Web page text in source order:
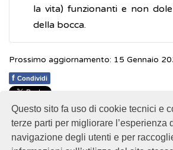
Questo sito fa uso di cookie tecnici e
terze parti per migliorare l’esperienza
navigazione degli utenti e per
la vita) funzionanti e non
della bocca.
Prossimo aggiornamento: 15 Gennaio
f Condividi
1 1 1 1 1 Rating 2.79 (14 Votes)